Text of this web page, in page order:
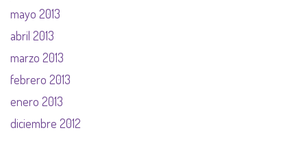
mayo 2013
abril 2013
marzo 2013
febrero 2013
enero 2013
diciembre 2012